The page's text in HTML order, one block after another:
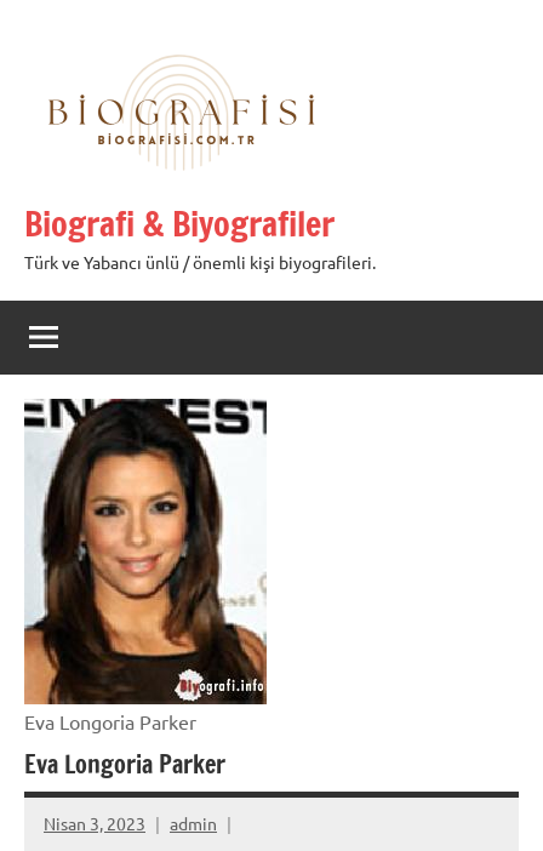
Biografi & Biyografiler
Türk ve Yabancı ünlü / önemli kişi biyografileri.
Eva Longoria Parker
Eva Longoria Parker
Nisan 3, 2023 admin